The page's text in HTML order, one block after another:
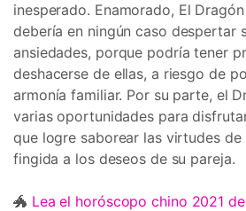
inesperado. Enamorado, El
debería en ningún caso despertar
ansiedades, porque podría tener
deshacerse de ellas, a riesgo de
armonía familiar. Por su parte, el
varias oportunidades para
que logre saborear las virtudes de
fingida a los deseos de su pareja.
🐲 Lea el horóscopo chino 2021